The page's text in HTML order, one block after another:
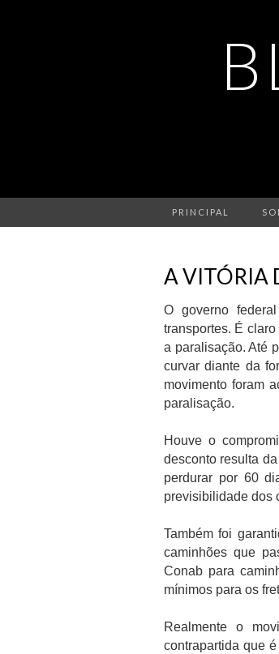
PRINCIPAL
A VITÓRIA
O governo
transportes. É
a paralisação. Até
curvar diante da
movimento foram
paralisação.
Houve o
desconto resulta
perdurar por 60
previsibilidade dos
Também foi
caminhões que
Conab para
mínimos para os
Realmente o
contrapartida que